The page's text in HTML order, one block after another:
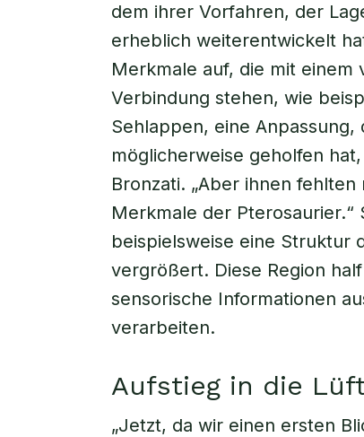
dem ihrer Vorfahren, der
erheblich weiterentwickelt
Merkmale auf, die mit
Verbindung stehen, wie
Sehlappen, eine
möglicherweise geholfen
Bronzati. „Aber ihnen
Merkmale der
beispielsweise eine Struktur
vergrößert. Diese Region
sensorische Informationen
verarbeiten.
Aufstieg in die
„Jetzt, da wir einen ersten